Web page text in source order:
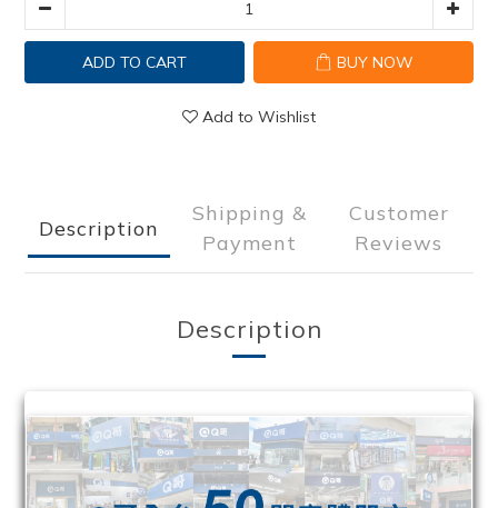
ADD TO CART BUY NOW
Add to Wishlist
Description
Shipping &
Payment
Customer
Reviews
Description